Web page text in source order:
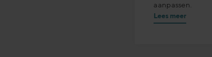
aanpassen.
Lees meer